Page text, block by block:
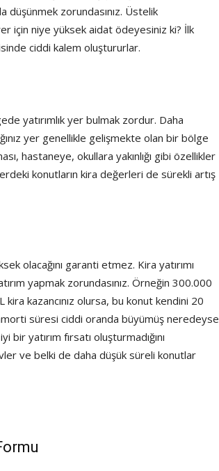
düşünmek zorundasınız. Üstelik
için niye yüksek aidat ödeyesiniz ki? İlk
ciddi kalem oluştururlar.
yatırımlık yer bulmak zordur. Daha
yer genellikle gelişmekte olan bir bölge
hastaneye, okullara yakınlığı gibi özellikler
konutların kira değerleri de sürekli artış
olacağını garanti etmez. Kira yatırımı
yapmak zorundasınız. Örneğin 300.000
kira kazancınız olursa, bu konut kendini 20
süresi ciddi oranda büyümüş neredeyse
yatırım fırsatı oluşturmadığını
ve belki de daha düşük süreli konutlar